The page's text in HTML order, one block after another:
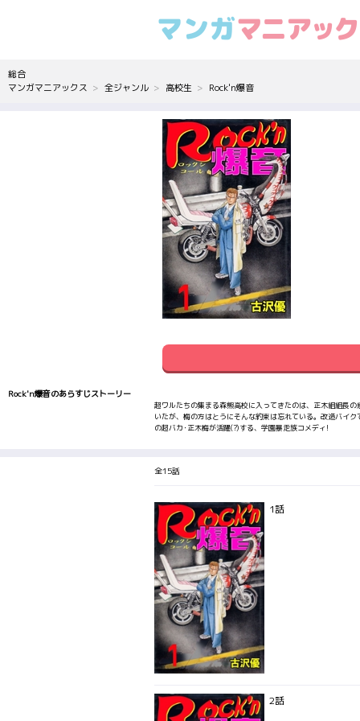
総合
マンガマニアックス
全ジャンル 高校生 Rock'n爆音
Rock'n爆音のあらすじストーリー
超ワルたちの集まる森熊高校に入ってきたのは、正木組組長
いたが、梅の方はとうにそんな約束は忘れている。改造バイ
の超バカ･正木梅が活躍(?)する、学園暴走族コメディ!
全15話
1話
2話